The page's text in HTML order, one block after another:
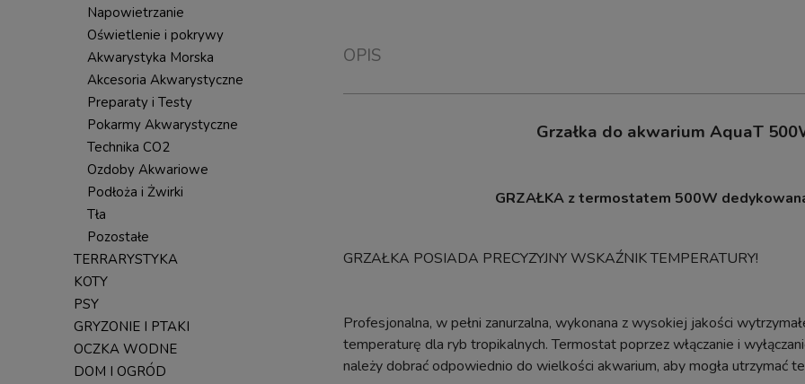
Napowietrzanie
Oświetlenie i pokrywy
Akwarystyka Morska
Akcesoria Akwarystyczne
Preparaty i Testy
Pokarmy Akwarystyczne
Technika CO2
Ozdoby Akwariowe
Podłoża i Żwirki
Tła
Pozostałe
TERRARYSTYKA
KOTY
PSY
GRYZONIE I PTAKI
OCZKA WODNE
DOM I OGRÓD
OPIS
Grzałka do akwarium AquaT
GRZAŁKA z termostatem 500W
GRZAŁKA POSIADA PRECYZYJNY WSKAŹNIK TEMPERATURY!
Profesjonalna, w pełni zanurzalna, wykonana z wysokiej jakości
temperaturę dla ryb tropikalnych. Termostat poprzez włączanie i
należy dobrać odpowiednio do wielkości akwarium, aby mogła utrzymać